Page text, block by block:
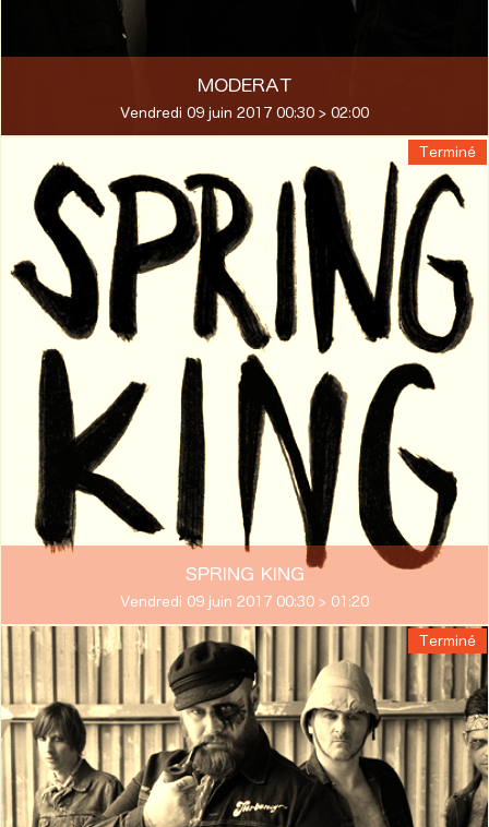
MODERAT
Vendredi 09 juin 2017 00:30 > 02:00
Terminé
SPRING KING
Vendredi 09 juin 2017 00:30 > 01:20
Terminé